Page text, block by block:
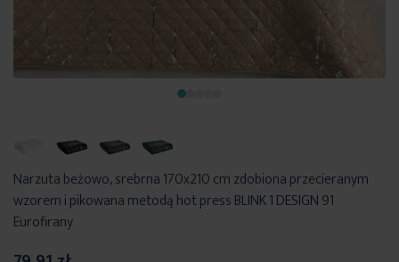
Narzuta beżowo, srebrna 170x210 cm zdobiona przecieranym
wzorem i pikowana metodą hot press BLINK 1 DESIGN 91
Eurofirany